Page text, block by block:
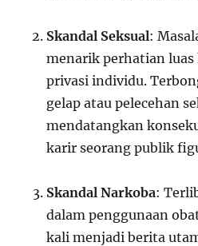
Skandal Seksual:
menarik perhatian
privasi individu.
gelap atau pelecehan
mendatangkan
karir seorang publik
Skandal Narkoba:
dalam penggunaan
kali menjadi berita